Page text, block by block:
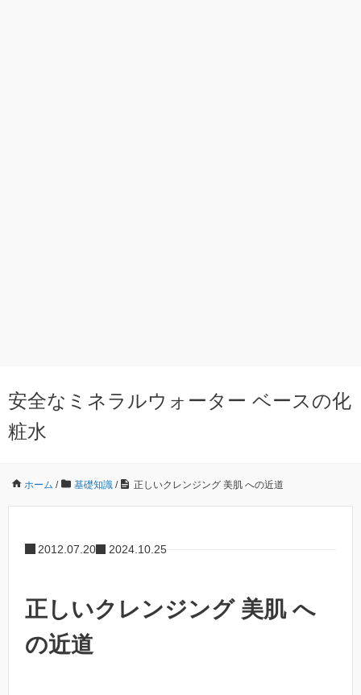
安全なミネラルウォーター ベースの化
粧水
ホーム / 基礎知識 / 正しいクレンジング 美肌 への近道
2012.07.20 2024.10.25
正しいクレンジング 美肌 へ
の近道